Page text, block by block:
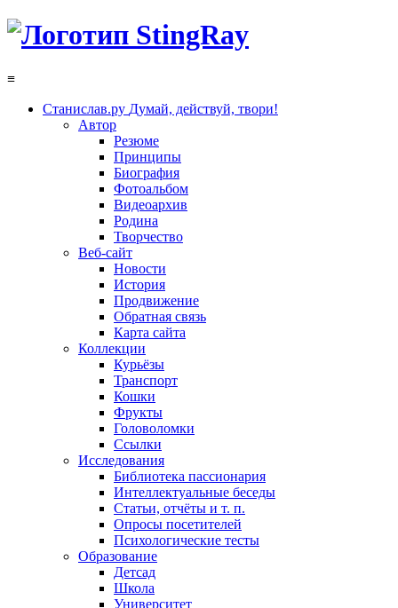
≡
Станислав.ру Думай, действуй, твори!
Автор
Резюме
Принципы
Биография
Фотоальбом
Видеоархив
Родина
Творчество
Веб-сайт
Новости
История
Продвижение
Обратная связь
Карта сайта
Коллекции
Курьёзы
Транспорт
Кошки
Фрукты
Головоломки
Ссылки
Исследования
Библиотека пассионария
Интеллектуальные беседы
Статьи, отчёты и т. п.
Опросы посетителей
Психологические тесты
Образование
Детсад
Школа
Университет